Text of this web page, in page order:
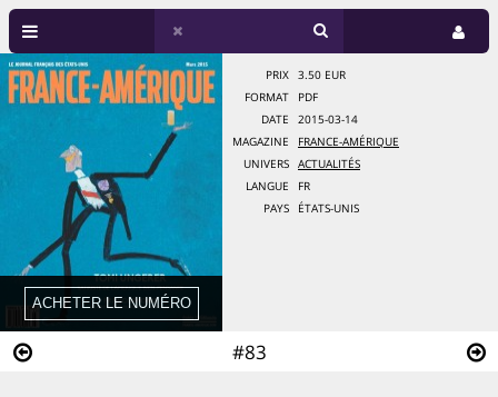
#83
PRIX
3.50 EUR
FORMAT
PDF
DATE
2015-03-14
MAGAZINE
FRANCE-AMÉRIQUE
UNIVERS
ACTUALITÉS
LANGUE
FR
PAYS
ÉTATS-UNIS